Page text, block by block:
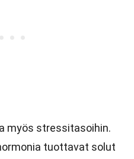
myös stressitasoihin.
tuottavat solut